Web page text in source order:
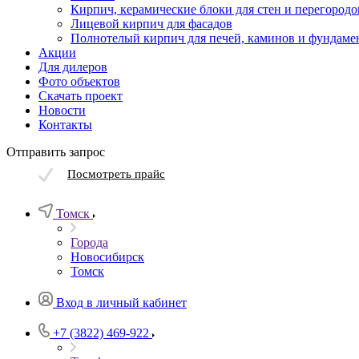
Кирпич, керамические блоки для стен и
Лицевой кирпич для фасадов
Полнотелый кирпич для печей, каминов и
Акции
Для дилеров
Фото объектов
Скачать проект
Новости
Контакты
Отправить запрос
Посмотреть прайс
Томск
Города
Новосибирск
Томск
Вход в личный кабинет
+7 (3822) 469-922